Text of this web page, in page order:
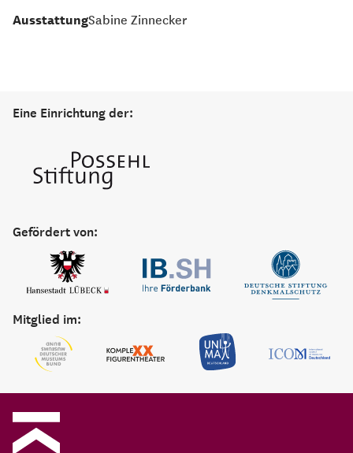
AusstattungSabine Zinnecker
Eine Einrichtung der:
Gefördert von:
Mitglied im: